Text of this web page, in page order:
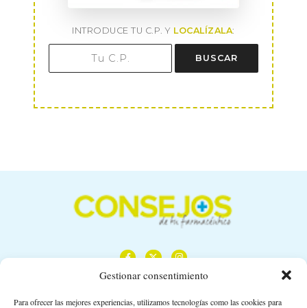
Gestionar consentimiento
Para ofrecer las mejores experiencias, utilizamos tecnologías como las cookies para
INTRODUCE TU C.P. Y LOCALÍZALA:
BUSCAR